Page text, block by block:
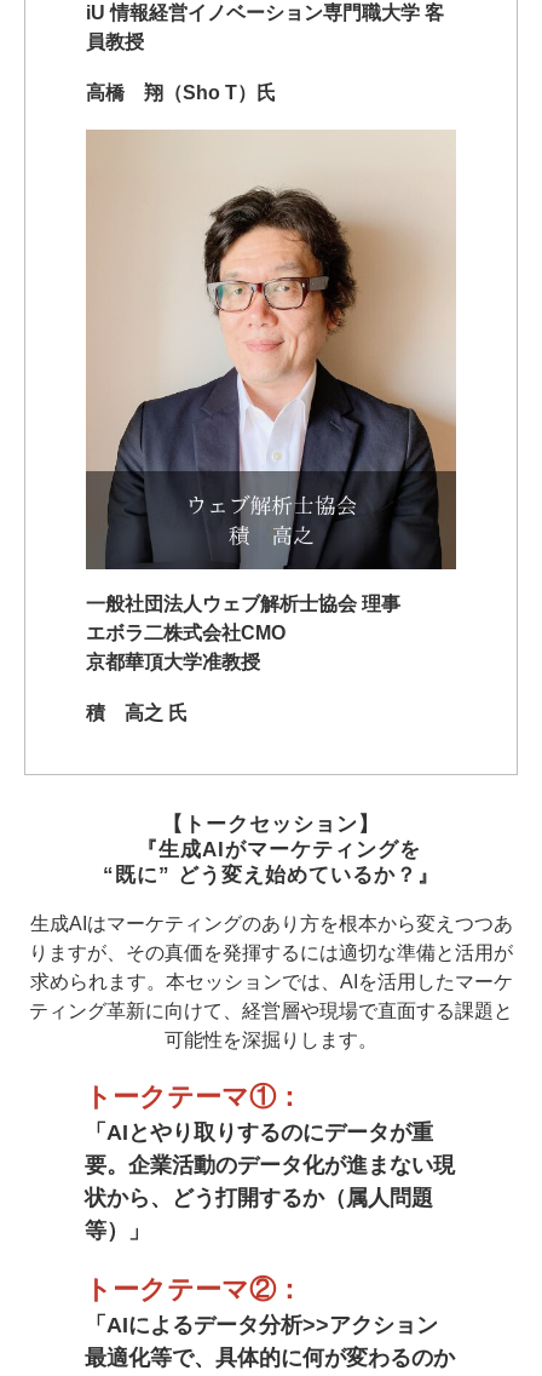
iU 情報経営イノベーション専門職大学 客
員教授
高橋 翔（Sho T）氏
一般社団法人ウェブ解析士協会 理事
エボラ二株式会社CMO
京都華頂大学准教授
積 高之 氏
【トークセッション】
『生成AIがマーケティングを
“既に” どう変え始めているか？』
生成AIはマーケティングのあり方を根本から変えつつあ
りますが、その真価を発揮するには適切な準備と活用が
求められます。本セッションでは、AIを活用したマーケ
ティング革新に向けて、経営層や現場で直面する課題と
可能性を深掘りします。
トークテーマ①：
「AIとやり取りするのにデータが重
要。企業活動のデータ化が進まない現
状から、どう打開するか（属人問題
等）」
トークテーマ②：
「AIによるデータ分析>>アクション
最適化等で、具体的に何が変わるのか